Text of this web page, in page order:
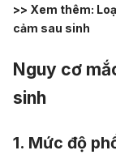
>> Xem thêm:
cảm sau sinh
Nguy cơ
sinh
1. Mức độ